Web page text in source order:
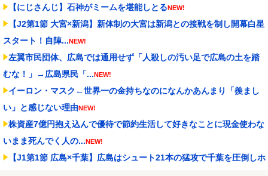
【にじさんじ】石神がミームを堪能しとるNEW!
【J2第1節 大宮×新潟】新体制の大宮は新潟との接戦を制し開幕白星
スタート！自陣...NEW!
左翼市民団体、広島では通用せず「人殺しの汚い足で広島の土を踏
むな！」→広島県民「...NEW!
イーロン・マスク←世界一の金持ちなのになんかあんまり「羨まし
い」と感じない理由NEW!
株資産7億円抱え込んで優待で節約生活して好きなことに現金使わな
いまま死んでく人の...NEW!
【J1第1節 広島×千葉】広島はシュート21本の猛攻で千葉を圧倒しホ